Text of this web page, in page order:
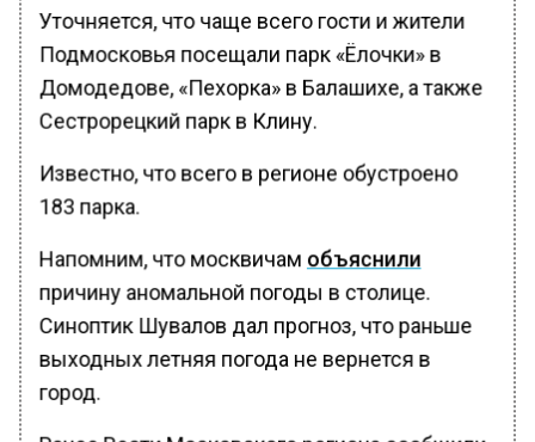
Уточняется, что чаще всего гости и жители
Подмосковья посещали парк «Ёлочки» в
Домодедове, «Пехорка» в Балашихе, а также
Сестрорецкий парк в Клину.
Известно, что всего в регионе обустроено
183 парка.
Напомним, что москвичам объяснили
причину аномальной погоды в столице.
Синоптик Шувалов дал прогноз, что раньше
выходных летняя погода не вернется в
город.